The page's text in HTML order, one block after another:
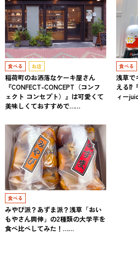
食べる お店
稲荷町のお洒落なケーキ屋さん
『CONFECT-CONCEPT（コンフ
ェクト コンセプト）』は可愛くて
美味しくておすすめで……
食べる
浅草で
える⁉
ィー
食べる
みやび派？あずま派？浅草「おい
もやさん興伸」の2種類の大学芋を
食べ比べしてみた！……